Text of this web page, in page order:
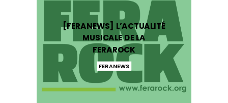
[FERANEWS] L’ACTUALITÉ
MUSICALE DE LA
FERAROCK
FERANEWS